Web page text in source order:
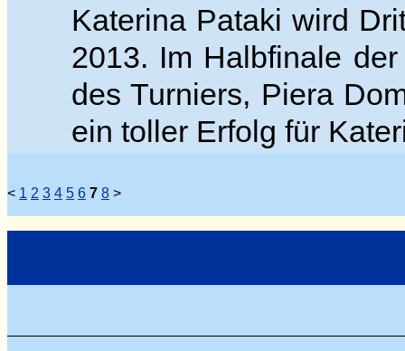
Katerina Pataki wird
2013. Im Halbfinale
des Turniers, Piera
ein toller Erfolg für
< 1 2 3 4 5 6 7 8 >